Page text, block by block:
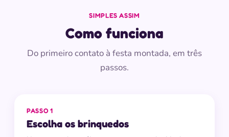
SIMPLES ASSIM
Como funciona
Do primeiro contato à festa montada, em três
passos.
PASSO 1
Escolha os brinquedos